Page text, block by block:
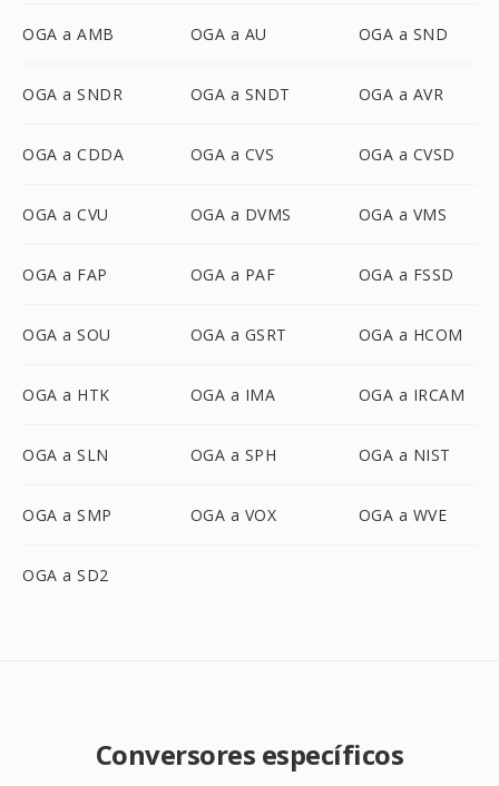
OGA a AMB OGA a AU OGA a SND
OGA a SNDR OGA a SNDT OGA a AVR
OGA a CDDA OGA a CVS OGA a CVSD
OGA a CVU OGA a DVMS OGA a VMS
OGA a FAP OGA a PAF OGA a FSSD
OGA a SOU OGA a GSRT OGA a HCOM
OGA a HTK OGA a IMA OGA a IRCAM
OGA a SLN OGA a SPH OGA a NIST
OGA a SMP OGA a VOX OGA a WVE
OGA a SD2
Conversores específicos